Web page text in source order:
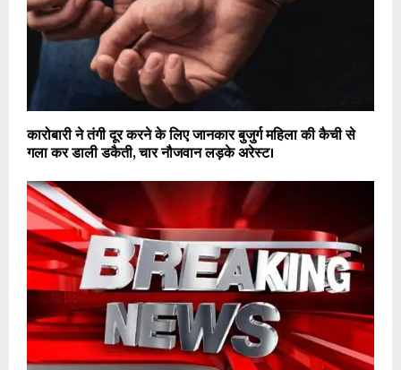
कारोबारी ने तंगी दूर करने के लिए जानकार बुजुर्ग महिला की कैची से
गला कर डाली डकैती, चार नौजवान लड़के अरेस्ट।